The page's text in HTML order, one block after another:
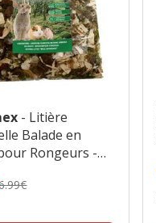
- Litière
Balade en
Rongeurs -